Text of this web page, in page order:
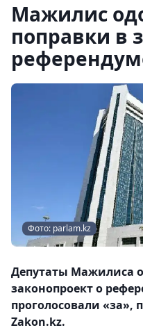
Мажилис
поправки в
Фото: parlam.kz
Депутаты Мажилиса
законопроект о
проголосовали «за»,
Zakon.kz.